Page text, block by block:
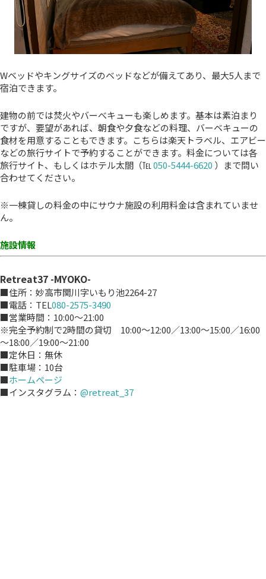
Wベッドやキングサイズのベッドなどが備えてあり、最大5人まで
宿泊できます。
建物の前では焚火やバーべキューも楽しめます。基本は素泊まり
ですが、要望があれば、朝食や夕食などの料理、バーベキューの
食材を用意することもできます。こちらは楽天トラベル、エアビー
などの旅行サイトで予約することができます。料金については各
旅行サイト、もしくはホテル太閤（℡050-5444-6620 ）まで問い
合わせてください。
※一棟貸しの料金の中にサウナ施設の利用料金は含まれていませ
ん。
施設情報
Retreat37 -MYOKO-
■住所：妙高市関川字いもり池2264-27
■電話：TEL080-2575-3490
■営業時間：10:00～21:00
※完全予約制で2時間の貸切 10:00～12:00／13:00～15:00／16:00
～18:00／19:00～21:00
■定休日：無休
■駐車場：10台
■ホームページ
■インスタグラム： @retreat_37